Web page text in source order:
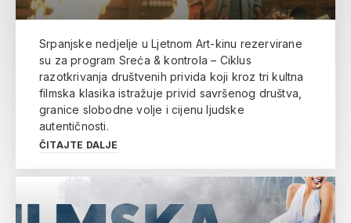
Srpanjske nedjelje u Ljetnom Art-kinu rezervirane
su za program Sreća & kontrola – Ciklus
razotkrivanja društvenih privida koji kroz tri kultna
filmska klasika istražuje privid savršenog društva,
granice slobodne volje i cijenu ljudske
autentičnosti.
ČITAJTE DALJE